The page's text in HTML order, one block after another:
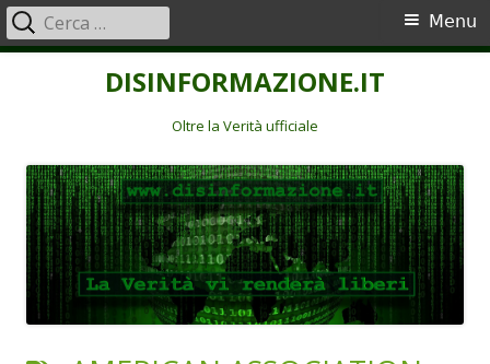
DISINFORMAZIONE.IT
Oltre la Verità ufficiale
Menu
principale
Menu
Ricerca
per: